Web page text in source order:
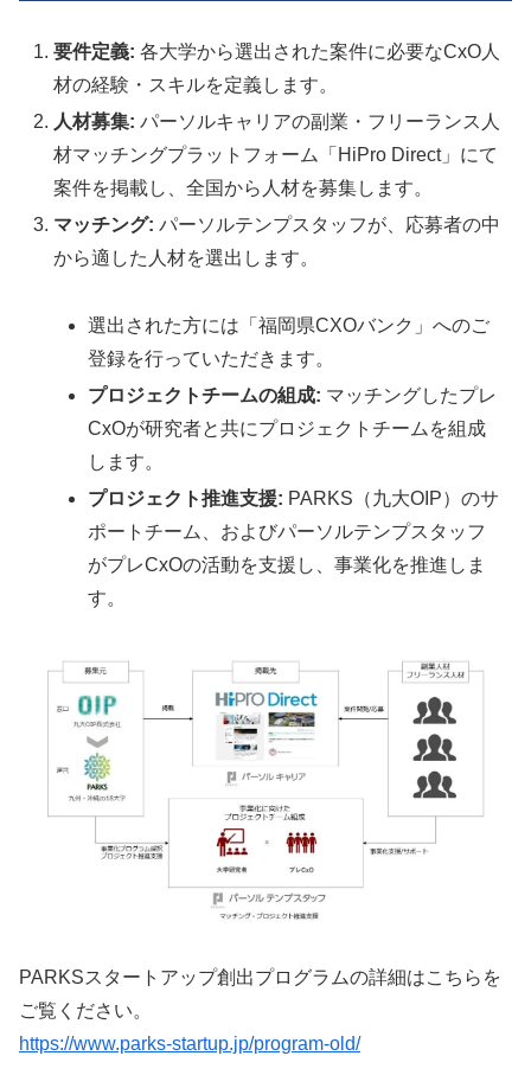
要件定義: 各大学から選出された案件に必要なCxO人
材の経験・スキルを定義します。
人材募集: パーソルキャリアの副業・フリーランス人
材マッチングプラットフォーム「HiPro Direct」にて
案件を掲載し、全国から人材を募集します。
マッチング: パーソルテンプスタッフが、応募者の中
から適した人材を選出します。
選出された方には「福岡県CXOバンク」へのご
登録を行っていただきます。
プロジェクトチームの組成: マッチングしたプレ
CxOが研究者と共にプロジェクトチームを組成
します。
プロジェクト推進支援: PARKS（九大OIP）のサ
ポートチーム、およびパーソルテンプスタッフ
がプレCxOの活動を支援し、事業化を推進しま
す。
PARKSスタートアップ創出プログラムの詳細はこちらを
ご覧ください。
https://www.parks-startup.jp/program-old/